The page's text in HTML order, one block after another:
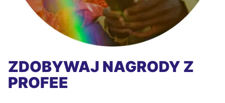
ZDOBYWAJ NAGRODY Z
PROFEE